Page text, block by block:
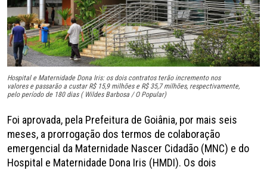
Hospital e Maternidade Dona Iris: os dois contratos terão incremento nos
valores e passarão a custar R$ 15,9 milhões e R$ 35,7 milhões, respectivamente,
pelo período de 180 dias ( Wildes Barbosa / O Popular)
Foi aprovada, pela Prefeitura de Goiânia, por mais seis
meses, a prorrogação dos termos de colaboração
emergencial da Maternidade Nascer Cidadão (MNC) e do
Hospital e Maternidade Dona Iris (HMDI). Os dois